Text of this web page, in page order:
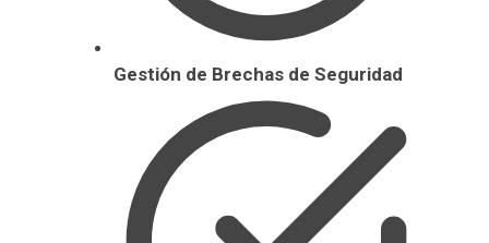
Gestión de Brechas de Seguridad